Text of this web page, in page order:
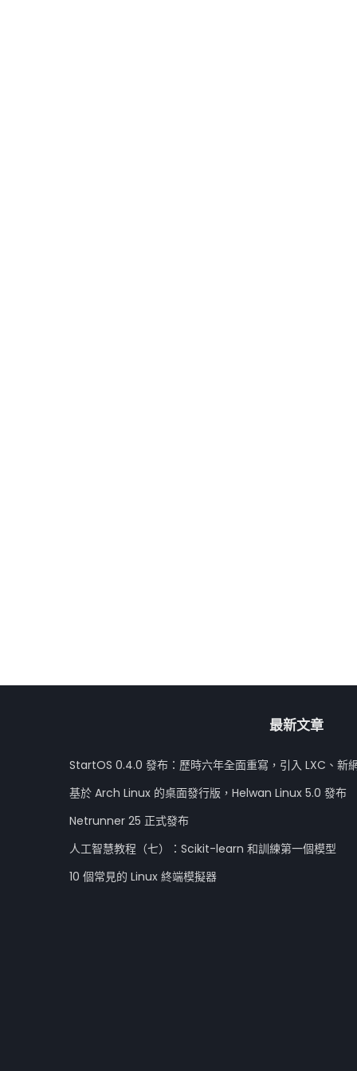
最新文章
StartOS 0.4.0 發布：歷時六年全面重寫，引入 LXC、新
基於 Arch Linux 的桌面發行版，Helwan Linux 5.0 發布
Netrunner 25 正式發布
人工智慧教程（七）：Scikit-learn 和訓練第一個模型
10 個常見的 Linux 終端模擬器